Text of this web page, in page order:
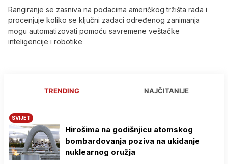
Rangiranje se zasniva na podacima američkog tržišta rada i
procenjuje koliko se ključni zadaci određenog zanimanja
mogu automatizovati pomoću savremene veštačke
inteligencije i robotike
TRENDING NAJČITANIJE
SVIJET
Hirošima na godišnjicu atomskog
bombardovanja poziva na ukidanje
nuklearnog oružja